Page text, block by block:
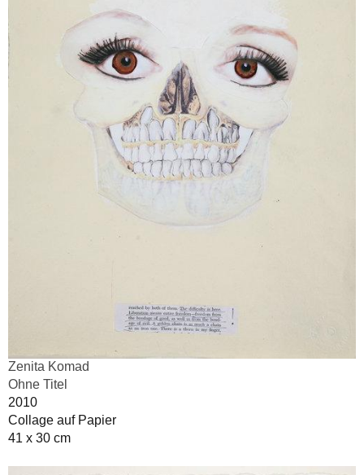
Zenita Komad
Ohne Titel
2010
Collage auf Papier
41 x 30 cm